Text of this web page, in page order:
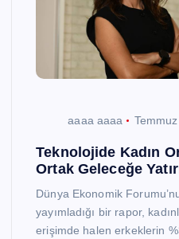
aaaa aaaa
Teknolojide Kadın
Ortak Geleceğe
Dünya Ekonomik
yayımladığı bir rapor,
erişimde halen erkeklerin